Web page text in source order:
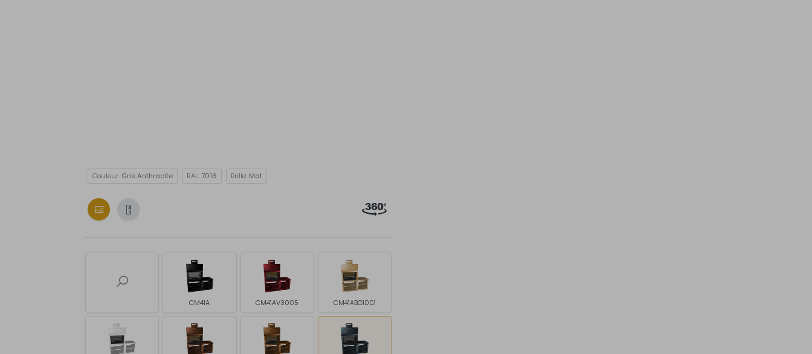
Couleur: Gris Anthracite RAL:7016 Brille: Mat
CM41A CM41AV3005 CM41ABG1001